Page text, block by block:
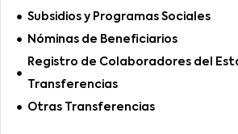
Subsidios y Programas Sociales
Nóminas de Beneficiarios
Registro de Colaboradores del
Transferencias
Otras Transferencias